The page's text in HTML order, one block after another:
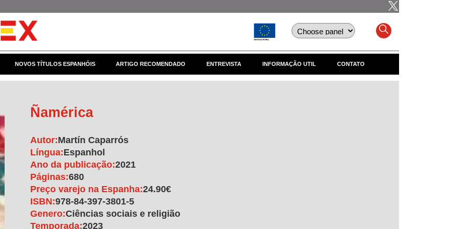
NOVOS TÍTULOS ESPANHÓIS ARTIGO RECOMENDADO ENTREVISTA INFORMAÇÃO UTIL CONTATO
Ñamérica
Autor:Martín Caparrós
Língua:Espanhol
Ano da publicação:2021
Páginas:680
Preço varejo na Espanha:24.90€
ISBN:978-84-397-3801-5
Genero:Ciências sociais e religião
Temporada:2023